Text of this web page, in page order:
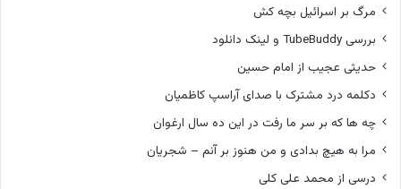
مرگ بر اسرائیل بچه کش
بررسی TubeBuddy و لینک دانلود
حدیثی عجیب از امام حسین
دکلمه درد مشترک با صدای آراسپ کاظمیان
چه ها که بر سر ما رفت در این ده سال ارغوان
مرا به هیچ بدادی و من هنوز بر آنم – شجریان
درسی از محمد علی کلی